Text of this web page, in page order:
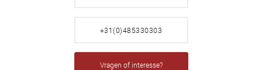
+31(0)485330303
Vragen of interesse?